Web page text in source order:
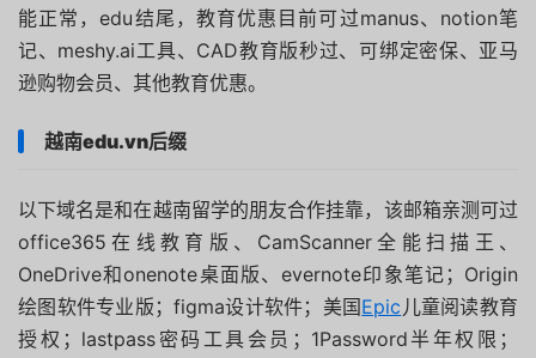
能正常，edu结尾，教育优惠目前可过manus、notion笔
记、meshy.ai工具、CAD教育版秒过、可绑定密保、亚马
逊购物会员、其他教育优惠。
越南edu.vn后缀
以下域名是和在越南留学的朋友合作挂靠，该邮箱亲测可过
office365在线教育版、CamScanner全能扫描王、
OneDrive和onenote桌面版、evernote印象笔记；Origin
绘图软件专业版；figma设计软件；美国Epic 儿童阅读教育
授权；lastpass密码工具会员；1Password半年权限；